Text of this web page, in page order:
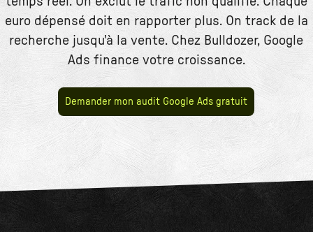
euro dépensé doit en rapporter plus. On track de la
recherche jusqu'à la vente. Chez Bulldozer, Google
Ads finance votre croissance.
Demander mon audit Google Ads gratuit